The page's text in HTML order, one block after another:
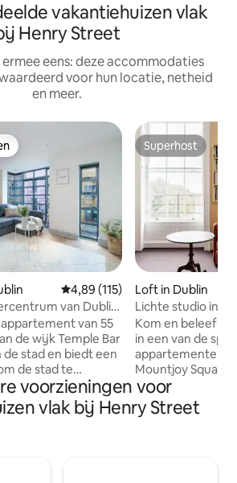
vakantiehuizen vlak
Henry Street
eens: deze accommodaties
voor hun locatie, netheid
en meer.
Gemiddelde beoordeling van
4,89 (115)
van Dublin,
van 55
de wijk Temple Bar
stad en biedt een
de stad te
en comfort met
en gloednieuwe
Superhost
Superhost
Loft in Dublin
Lichte studio in
gebouw
Kom en beleef
in een van de speciale
appartementen
Mountjoy
Noord-
op slechts enkele
Street. De grote studio kijkt uit op het
voorzieningen voor
vlak bij Henry Street